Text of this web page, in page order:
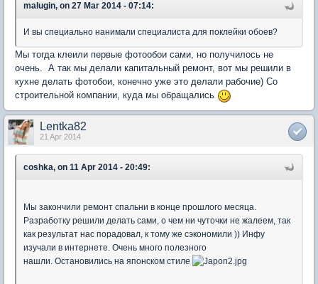
malugin, on 27 Mar 2014 - 07:14:
И вы специально нанимали специалиста для поклейки обоев?
Мы тогда клеили первые фотообои сами, но получилось не
очень. А так мы делали капитальный ремонт, вот мы решили в
кухне делать фотобои, конечно уже это делали рабочие) Со
строительной компании, куда мы обращались
Lentka82
21 Apr 2014
coshka, on 11 Apr 2014 - 20:49:
Мы закончили ремонт спальни в конце прошлого месяца.
Разработку решили делать сами, о чем ни чуточки не жалеем, так
как результат нас порадовал, к тому же сэкономили )) Инфу
изучали в интернете. Очень много полезного
нашли. Остановились на японском стиле